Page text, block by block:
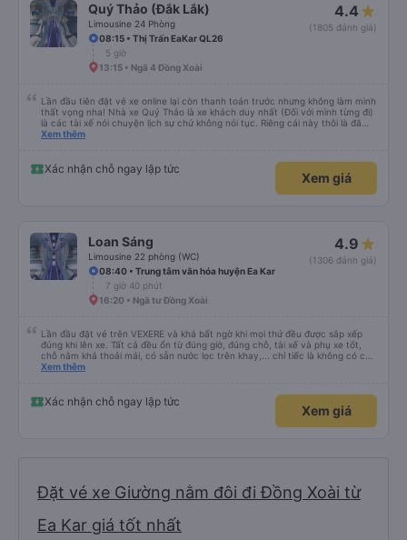
Quý Thảo (Đắk Lắk)
Limousine 24 Phòng
4.4
(1805 đánh giá)
08:15 • Thị Trấn EaKar QL26
5 giờ
13:15 • Ngã 4 Đồng Xoài
Lần đầu tiên đặt vé xe online lại còn thanh toán trước nhưng không làm mình
thất vọng nha! Nhà xe Quý Thảo là xe khách duy nhất (Đối với mình từng đi)
là các tài xế nói chuyện lịch sự chứ không nói tục. Riêng cái này thôi là đã
đánh giá 5 sao rồi. Chú tài xế còn uống pepsi rất dễ thương chứ không có
Xem thêm
Xác nhận chỗ ngay lập tức
Xem giá
Loan Sáng
Limousine 22 phòng (WC)
4.9
(1306 đánh giá)
08:40 • Trung tâm văn hóa huyện Ea Kar
7 giờ 40 phút
16:20 • Ngã tư Đồng Xoài
Lần đầu đặt vé trên VEXERE và khá bất ngờ khi mọi thứ đều được sắp xếp
đúng khi lên xe. Tất cả đều ổn từ đúng giờ, đúng chỗ, tài xế và phụ xe tốt,
chỗ nằm khá thoải mái, có sẵn nước lọc trên khay,... chỉ tiếc là không có chỗ
để sạc pin thôi. Nhưng vậy cũng quá ổn rồi!
Xem thêm
Xác nhận chỗ ngay lập tức
Xem giá
Đặt vé xe Giường nằm đôi đi Đồng Xoài từ
Ea Kar giá tốt nhất